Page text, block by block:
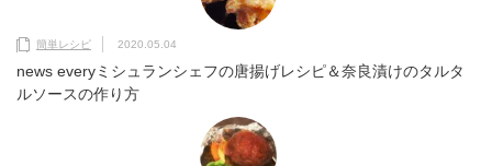
簡単レシピ 2020.05.04
news everyミシュランシェフの唐揚げレシピ＆奈良漬けのタルタ
ルソースの作り方